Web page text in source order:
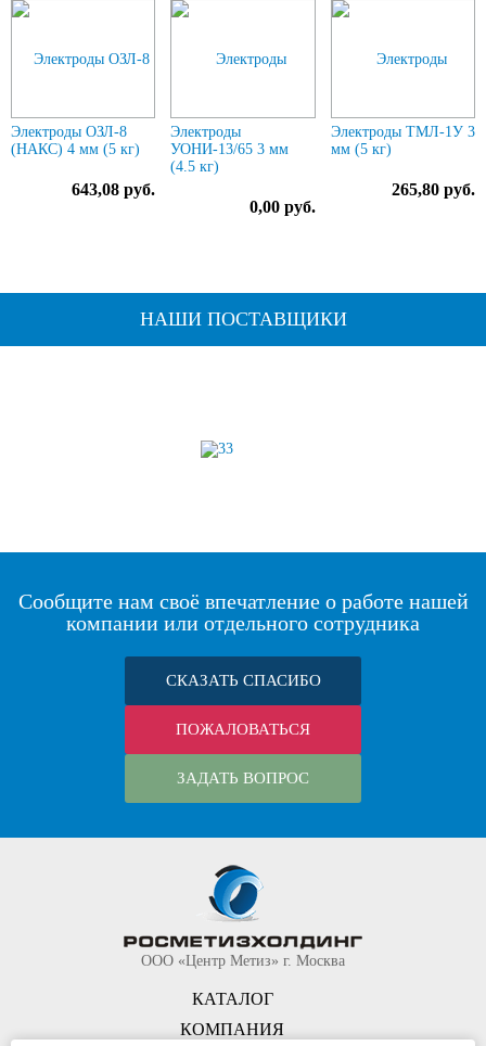
Электроды ОЗЛ-8
(НАКС) 4 мм (5 кг)
643,08 руб.
Электроды
УОНИ-13/65 3 мм
(4.5 кг)
0,00 руб.
Электроды ТМЛ-1У 3
мм (5 кг)
265,80 руб.
НАШИ ПОСТАВЩИКИ
Сообщите нам своё впечатление о работе нашей
компании или отдельного сотрудника
СКАЗАТЬ СПАСИБО
ПОЖАЛОВАТЬСЯ
ЗАДАТЬ ВОПРОС
КОМПАНИЯ
ООО «Центр Метиз» г. Москва
КАТАЛОГ